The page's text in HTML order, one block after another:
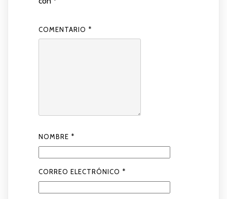
COMENTARIO *
NOMBRE *
CORREO ELECTRÓNICO *